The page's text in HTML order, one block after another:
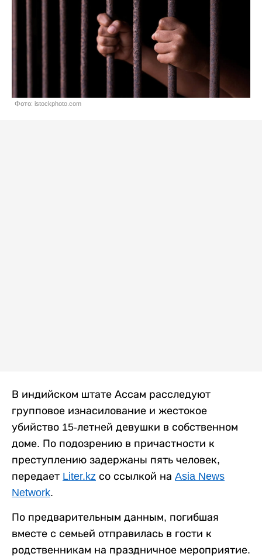
Фото: istockphoto.com
В индийском штате Ассам расследуют
групповое изнасилование и жестокое
убийство 15-летней девушки в собственном
доме. По подозрению в причастности к
преступлению задержаны пять человек,
передает Liter.kz со ссылкой на Asia News
Network.
По предварительным данным, погибшая
вместе с семьей отправилась в гости к
родственникам на праздничное мероприятие.